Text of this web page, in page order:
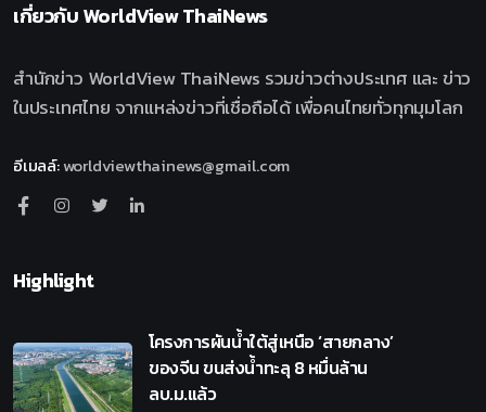
เกี่ยวกับWorldView ThaiNews
สำนักข่าว WorldView ThaiNews รวมข่าวต่างประเทศ และ ข่าว
ในประเทศไทย จากแหล่งข่าวที่เชื่อถือได้ เพื่อคนไทยทั่วทุกมุมโลก
อีเมลล์:worldviewthainews@gmail.com
Highlight
โครงการผันน้ำใต้สู่เหนือ ‘สายกลาง’
ของจีน ขนส่งน้ำทะลุ 8 หมื่นล้าน
ลบ.ม.แล้ว